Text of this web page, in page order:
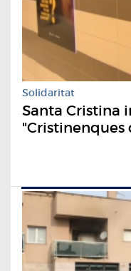
Solidaritat
Santa Cristina
"Cristinenques